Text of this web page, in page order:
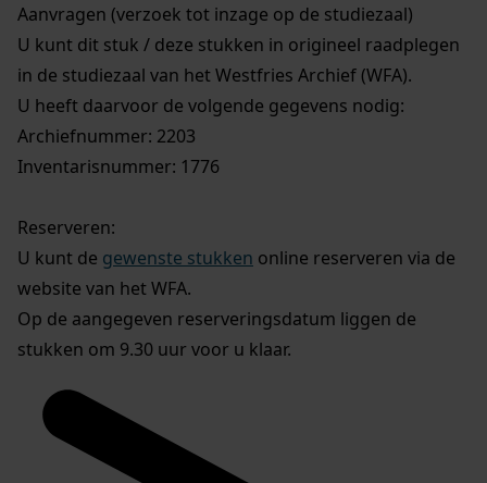
Aanvragen (verzoek tot inzage op de studiezaal)
U kunt dit stuk / deze stukken in origineel raadplegen
in de studiezaal van het Westfries Archief (WFA).
U heeft daarvoor de volgende gegevens nodig:
Archiefnummer: 2203
Inventarisnummer: 1776
Reserveren:
U kunt de gewenste stukken online reserveren via de
website van het WFA.
Op de aangegeven reserveringsdatum liggen de
stukken om 9.30 uur voor u klaar.